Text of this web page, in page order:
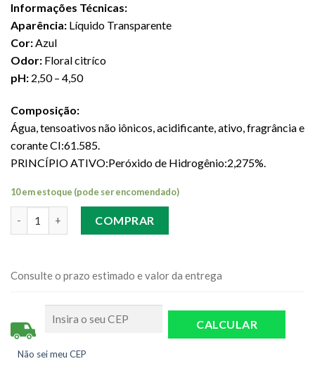
Informações Técnicas:
Aparência: Líquido Transparente
Cor:Azul
Odor: Floral citríco
pH: 2,50 – 4,50
Composição:
Água, tensoativos não iônicos, acidificante, ativo, fragrância e
corante CI:61.585.
PRINCÍPIO ATIVO:Peróxido de Hidrogênio:2,275%.
10 em estoque (pode ser encomendado)
COMPRAR
Consulte o prazo estimado e valor da entrega
Não sei meu CEP